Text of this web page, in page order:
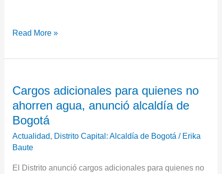
Read More »
Cargos adicionales para quienes no
ahorren agua, anunció alcaldía de
Bogotá
Actualidad, Distrito Capital: Alcaldía de Bogotá / Erika
Baute
El Distrito anunció cargos adicionales para quienes no
adicionales
para
quienes
no
ahorren
anunció